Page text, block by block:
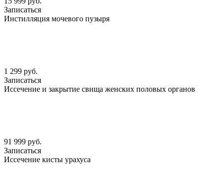
Записаться
Инстилляция мочевого пузыря
1 299 руб.
Записаться
Иссечение и закрытие свища женских половых органов
91 999 руб.
Записаться
Иссечение кисты урахуса